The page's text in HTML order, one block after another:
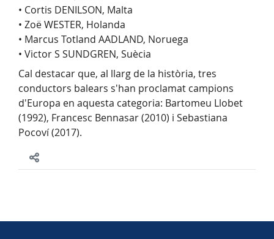
• Cortis DENILSON, Malta
• Zoë WESTER, Holanda
• Marcus Totland AADLAND, Noruega
• Victor S SUNDGREN, Suècia
Cal destacar que, al llarg de la història, tres
conductors balears s'han proclamat campions
d'Europa en aquesta categoria: Bartomeu Llobet
(1992), Francesc Bennasar (2010) i Sebastiana
Pocoví (2017).